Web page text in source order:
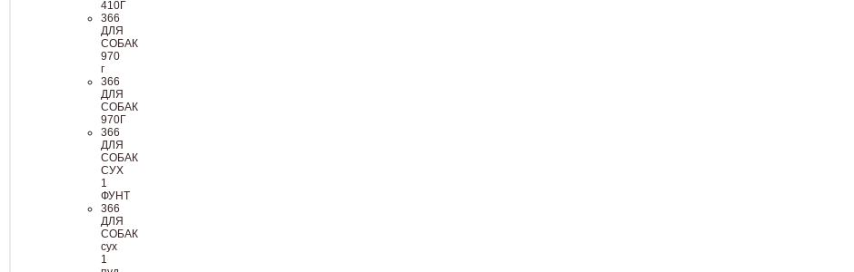
410Г
366
ДЛЯ
СОБАК
970
г
366
ДЛЯ
СОБАК
970Г
366
ДЛЯ
СОБАК
СУХ
1
ФУНТ
366
ДЛЯ
СОБАК
сух
1